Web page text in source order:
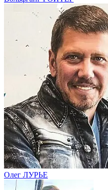
Олег ЛУРЬЕ